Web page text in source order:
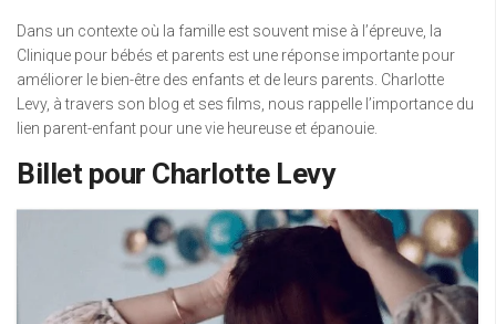
Dans un contexte où la famille est souvent mise à l’épreuve, la
Clinique pour bébés et parents est une réponse importante pour
améliorer le bien-être des enfants et de leurs parents. Charlotte
Levy, à travers son blog et ses films, nous rappelle l’importance du
lien parent-enfant pour une vie heureuse et épanouie.
Billet pour Charlotte Levy